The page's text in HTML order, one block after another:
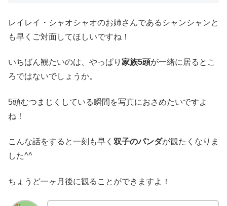
レイレイ・シャオシャオのお姉さんであるシャンシャンと
も早くご対面してほしいですね！
いちばん観たいのは、やっぱり 家族5頭が一緒に居るとこ
ろではないでしょうか。
5頭むつまじくしている瞬間を写真におさめたいですよ
ね！
こんな話をすると一刻も早く 双子のパンダが観たくなりま
した^^
ちょうど一ヶ月後に観ることができますよ！